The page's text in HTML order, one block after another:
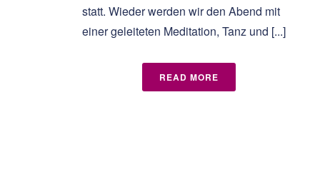
statt. Wieder werden wir den Abend mit
einer geleiteten Meditation, Tanz und [...]
READ MORE